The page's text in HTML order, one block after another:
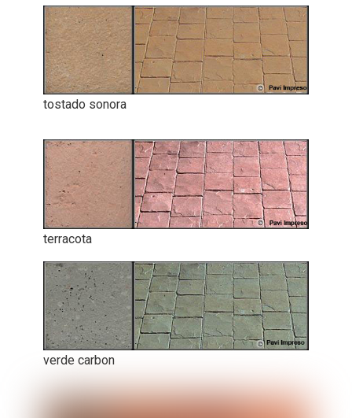
tostado sonora
terracota
verde carbon